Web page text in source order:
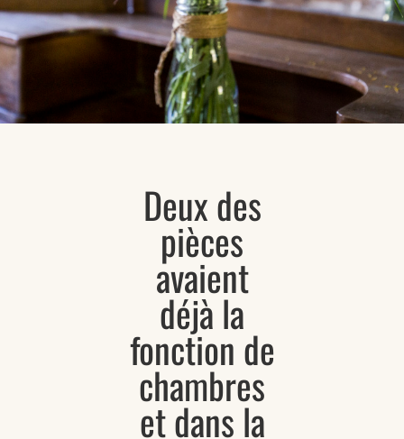
Deux des
pièces
avaient
déjà la
fonction de
chambres
et dans la